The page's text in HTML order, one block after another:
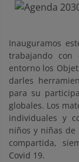
Inauguramos
trabajando
entorno los
darles
para su
globales. Los
individuales y
niños y niñas de
compartida,
Covid 19.